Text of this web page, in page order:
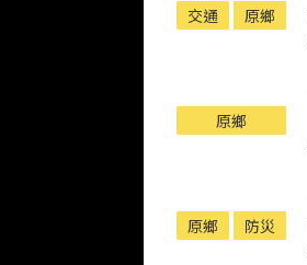
交通 原鄉
原鄉
原鄉 防災